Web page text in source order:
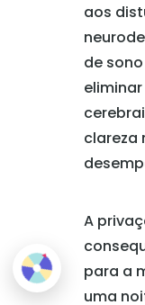
aos
de
clareza
A
para a
uma